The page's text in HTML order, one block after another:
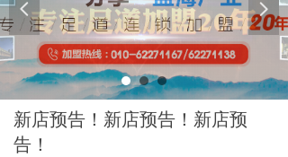
넳 넲
新闻资讯
门店展示
服务项目
招商加盟
新店预告！新店预告！新店预
告！